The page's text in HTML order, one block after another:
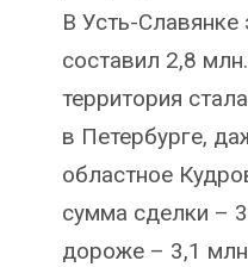
В Усть-Славянке
составил 2,8
территория
в Петербурге,
областное
сумма сделки –
дороже – 3,1